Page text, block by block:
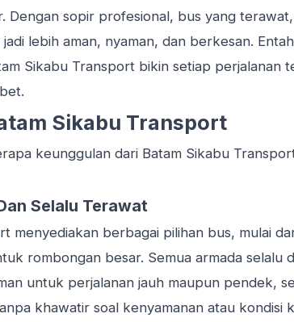
Dengan sopir profesional, bus yang
lebih aman, nyaman, dan berkesan.
Sikabu Transport bikin setiap perjalanan
Sikabu Transport
keunggulan dari Batam Sikabu
Selalu Terawat
menyediakan berbagai pilihan bus, mulai
rombongan besar. Semua armada selalu
untuk perjalanan jauh maupun pendek,
khawatir soal kenyamanan atau kondisi